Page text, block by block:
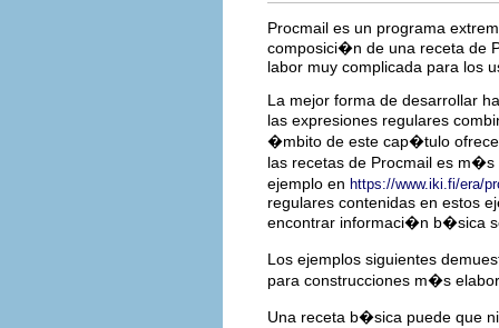
Procmail es un programa
composici�n de una receta de
labor muy complicada para los
La mejor forma de desarrollar
las expresiones regulares
�mbito de este cap�tulo
las recetas de Procmail es
ejemplo en https://www.iki.fi/era/
regulares contenidas en estos
encontrar informaci�n b�sica
Los ejemplos siguientes
para construcciones m�s
Una receta b�sica puede que